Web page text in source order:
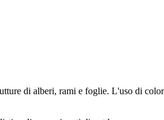
di alberi, rami e foglie. L'uso di